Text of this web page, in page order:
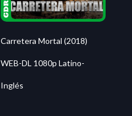
Carretera Mortal (2018)
WEB-DL 1080p Latino-
Inglés